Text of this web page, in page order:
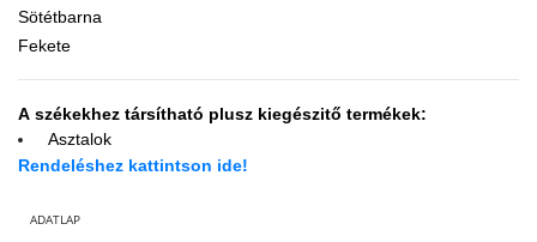
Sötétbarna
Fekete
A székekhez társítható plusz kiegészitő termékek:
Asztalok
Rendeléshez kattintson ide!
ADATLAP